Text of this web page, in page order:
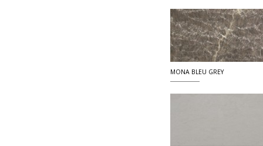
MONA BLEU GREY